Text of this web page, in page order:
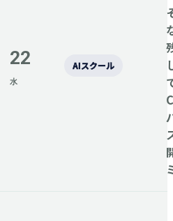
22
水
AIスクール